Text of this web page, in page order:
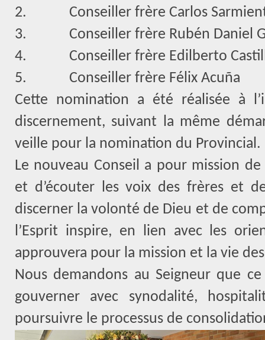
2.
Conseiller frère Carlos
3.
Conseiller frère Rubén Daniel
4.
Conseiller frère Edilberto
5.
Conseiller frère Félix Acuña
Cette nomination a été réalisée à
discernement, suivant la même
veille pour la nomination du Provincial.
Le nouveau Conseil a pour mission
et d’écouter les voix des frères et
discerner la volonté de Dieu et de
l’Esprit inspire, en lien avec les
approuvera pour la mission et la vie
Nous demandons au Seigneur que
gouverner avec synodalité,
poursuivre le processus de